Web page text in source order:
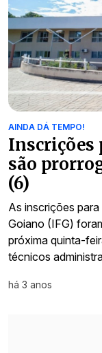
AINDA DÁ TEMPO!
Inscrições
são
(6)
As inscrições
Goiano (IFG)
próxima quinta-
técnicos
há 3 anos